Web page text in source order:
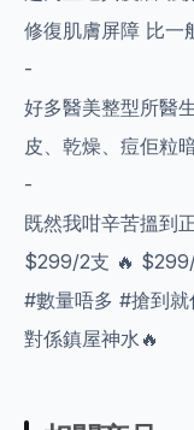
修復肌膚屏障 比一
-
好多醫美整型所醫
皮、乾燥、痘佢粒
-
既然我咁辛苦搵到
$299/2支 🔥
#數量唔多 #搶到
對係鎮屋神水🔥